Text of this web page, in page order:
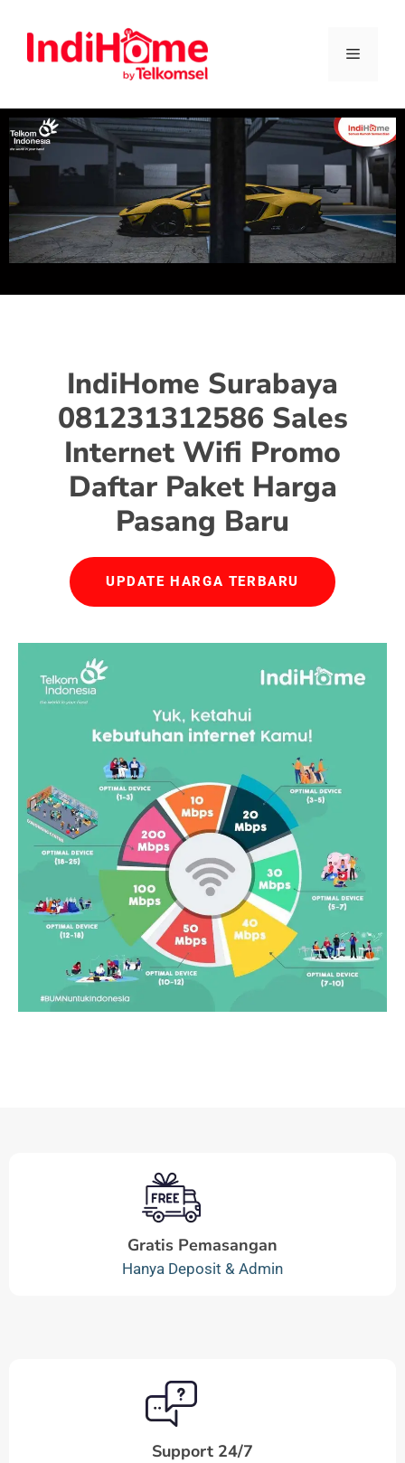
IndiHome Surabaya
081231312586 Sales
Internet Wifi Promo
Daftar Paket Harga
Pasang Baru
UPDATE HARGA TERBARU
Gratis Pemasangan
Hanya Deposit & Admin
Support 24/7